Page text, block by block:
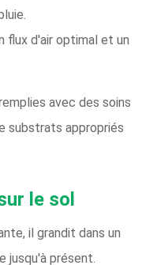
flux d'air optimal et un
avec des soins
substrats appropriés
le sol
il grandit dans un
jusqu'à présent.